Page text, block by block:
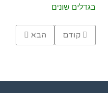
בגדלים שונים
Previous article: מפריד שומנים למסעדה 1600 ליטר
קודם Next article: מפריד שומן ומוצקים 240 ליטר (מיכל הפרדה) למסעדה
הבא